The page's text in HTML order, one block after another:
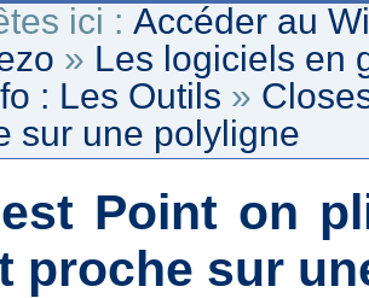
ici : Accéder au
» Les logiciels en
: Les Outils »
sur une polyligne
Point on
proche sur